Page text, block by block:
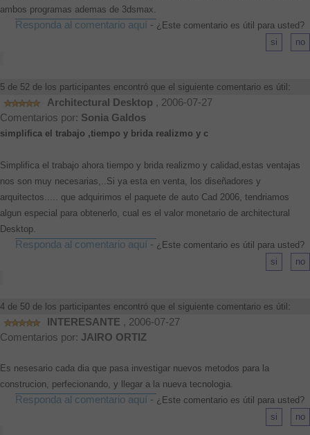
ambos programas ademas de 3dsmax.
Responda al comentario aquí - ¿Este comentario es útil para usted?
5 de 52 de los participantes encontró que el siguiente comentario es útil:
Architectural Desktop , 2006-07-27
Comentarios por: Sonia Galdos
simplifica el trabajo ,tiempo y brida realizmo y c
Simplifica el trabajo ahora tiempo y brida realizmo y calidad,estas ventajas
nos son muy necesarias,..Si ya esta en venta, los diseñadores y
arquitectos..... que adquirimos el paquete de auto Cad 2006, tendriamos
algun especial para obtenerlo, cual es el valor monetario de architectural
Desktop.
Responda al comentario aquí - ¿Este comentario es útil para usted?
4 de 50 de los participantes encontró que el siguiente comentario es útil:
INTERESANTE , 2006-07-27
Comentarios por: JAIRO ORTIZ
Es nesesario cada dia que pasa investigar nuevos metodos para la
construcion, perfecionando, y llegar a la nueva tecnologia.
Responda al comentario aquí - ¿Este comentario es útil para usted?